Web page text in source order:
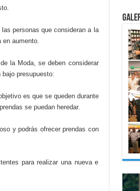
personas que consideran a la
en aumento.
la Moda, se deben considerar
presupuesto:
es que se queden durante
se puedan heredar.
y podrás ofrecer prendas con
para realizar una nueva e